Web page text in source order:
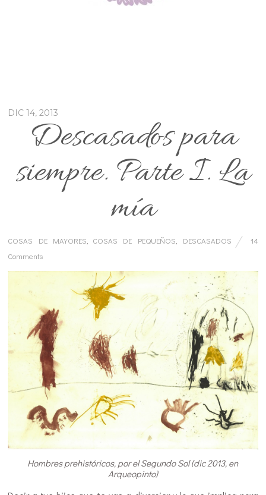
DIC 14, 2013
Descasados para
siempre. Parte I. La
mía
COSAS DE MAYORES COSAS DE PEQUEÑOS DESCASADOS
14
Comments
Hombres prehistóricos, por el Segundo Sol (dic 2013, en
Arqueopinto)